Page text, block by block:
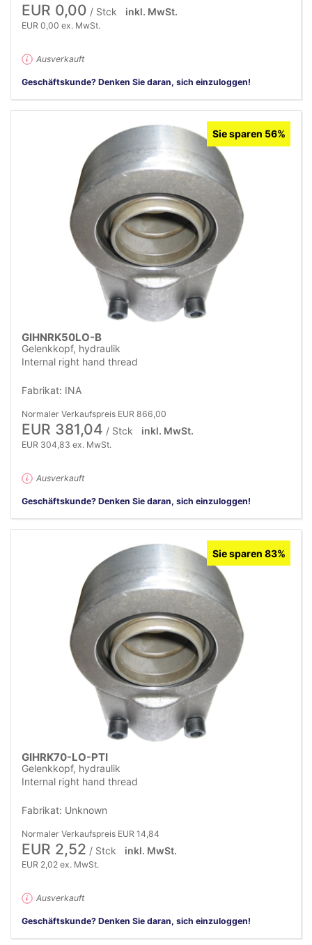
EUR 0,00 / Stck inkl. MwSt.
EUR 0,00 ex. MwSt.
Ausverkauft
Geschäftskunde? Denken Sie daran, sich einzuloggen!
Sie sparen 56%
GIHNRK50LO-B
Gelenkkopf, hydraulik
Internal right hand thread
Fabrikat: INA
Normaler Verkaufspreis EUR 866,00
EUR 381,04 / Stck inkl. MwSt.
EUR 304,83 ex. MwSt.
Ausverkauft
Geschäftskunde? Denken Sie daran, sich einzuloggen!
Sie sparen 83%
GIHRK70-LO-PTI
Gelenkkopf, hydraulik
Internal right hand thread
Fabrikat: Unknown
Normaler Verkaufspreis EUR 14,84
EUR 2,52 / Stck inkl. MwSt.
EUR 2,02 ex. MwSt.
Ausverkauft
Geschäftskunde? Denken Sie daran, sich einzuloggen!